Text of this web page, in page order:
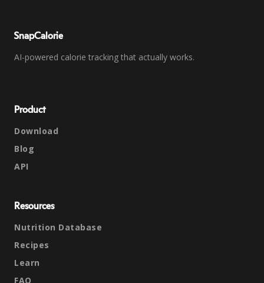
SnapCalorie
AI-powered calorie tracking that actually works.
Product
Download
Blog
API
Resources
Nutrition Database
Recipes
Learn
FAQ